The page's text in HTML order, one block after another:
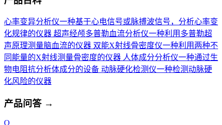
心率变异分析仪一种基于心电信号或脉搏波信号，分析心率变
化规律的仪器 超声经颅多普勒血流分析仪一种利用多普勒超
声原理测量脑血流的仪器 双能X射线骨密度仪一种利用两种不
同能量的X射线测量骨密度的仪器 人体成分分析仪一种通过生
物电阻抗分析体成分的设备 动脉硬化检测仪一种检测动脉硬
化风险的仪器
产品问答 →
Q